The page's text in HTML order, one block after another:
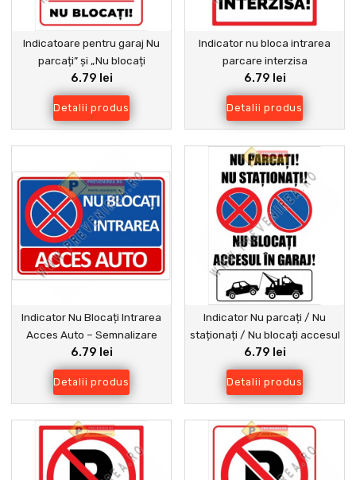
Indicatoare pentru garaj Nu
parcați” și „Nu blocați
accesul” – semne clare și
durabile
6.79 lei
Detalii produs
Indicator nu bloca intrarea
parcare interzisa
6.79 lei
Detalii produs
Indicator Nu Blocați Intrarea
Acces Auto – Semnalizare
Parcare
6.79 lei
Detalii produs
Indicator Nu parcați / Nu
staționați / Nu blocați accesul
în garaj” – Semn avertizare
trafic
6.79 lei
Detalii produs